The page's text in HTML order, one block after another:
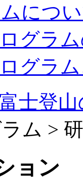
につ
グラ
グラ
士登
ム >
ョン